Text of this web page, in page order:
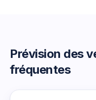
Prévision des
fréquentes